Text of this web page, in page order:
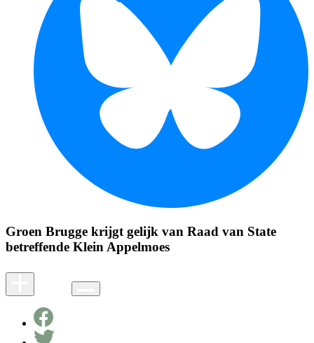
Groen Brugge krijgt gelijk van Raad van State
betreffende Klein Appelmoes